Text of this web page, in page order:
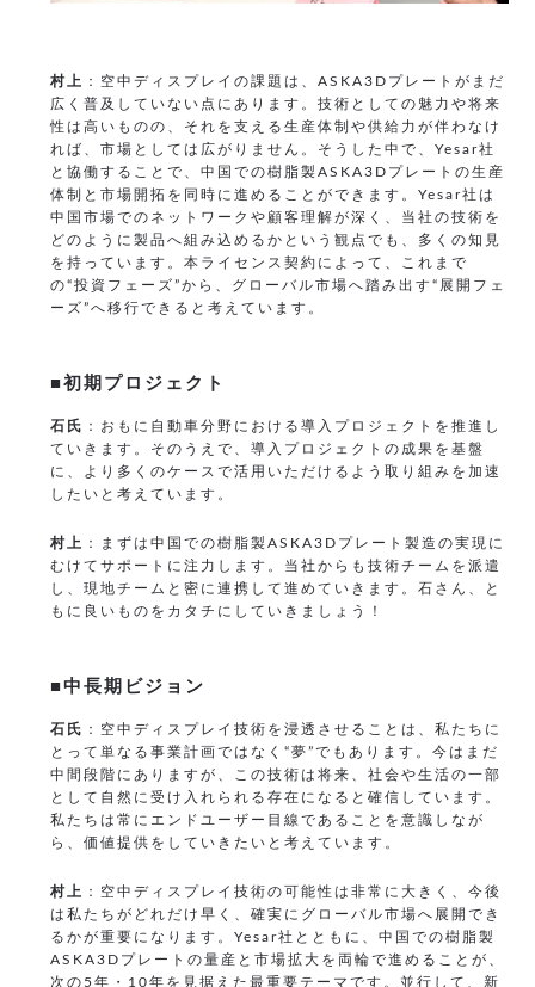
村上
：空中ディスプレイの課題は、ASKA3Dプレートがまだ
広く普及していない点にあります。技術としての魅力や将来
性は高いものの、それを支える生産体制や供給力が伴わなけ
れば、市場としては広がりません。そうした中で、Yesar社
と協働することで、中国での樹脂製ASKA3Dプレートの生産
体制と市場開拓を同時に進めることができます。Yesar社は
中国市場でのネットワークや顧客理解が深く、当社の技術を
どのように製品へ組み込めるかという観点でも、多くの知見
を持っています。本ライセンス契約によって、これまで
の“投資フェーズ”から、グローバル市場へ踏み出す“展開フェ
ーズ”へ移行できると考えています。
■初期プロジェクト
石氏 ：おもに自動車分野における導入プロジェクトを推進し
ていきます。そのうえで、導入プロジェクトの成果を基盤
に、より多くのケースで活用いただけるよう取り組みを加速
したいと考えています。
村上
：まずは中国での樹脂製ASKA3Dプレート製造の実現に
むけてサポートに注力します。当社からも技術チームを派遣
し、現地チームと密に連携して進めていきます。石さん、と
もに良いものをカタチにしていきましょう！
■中長期ビジョン
石氏 ：空中ディスプレイ技術を浸透させることは、私たちに
とって単なる事業計画ではなく“夢”でもあります。今はまだ
中間段階にありますが、この技術は将来、社会や生活の一部
として自然に受け入れられる存在になると確信しています。
私たちは常にエンドユーザー目線であることを意識しなが
ら、価値提供をしていきたいと考えています。
村上
：空中ディスプレイ技術の可能性は非常に大きく、今後
は私たちがどれだけ早く、確実にグローバル市場へ展開でき
るかが重要になります。Yesar社とともに、中国での樹脂製
ASKA3Dプレートの量産と市場拡大を両輪で進めることが、
次の5年・10年を見据えた最重要テーマです。並行して、新